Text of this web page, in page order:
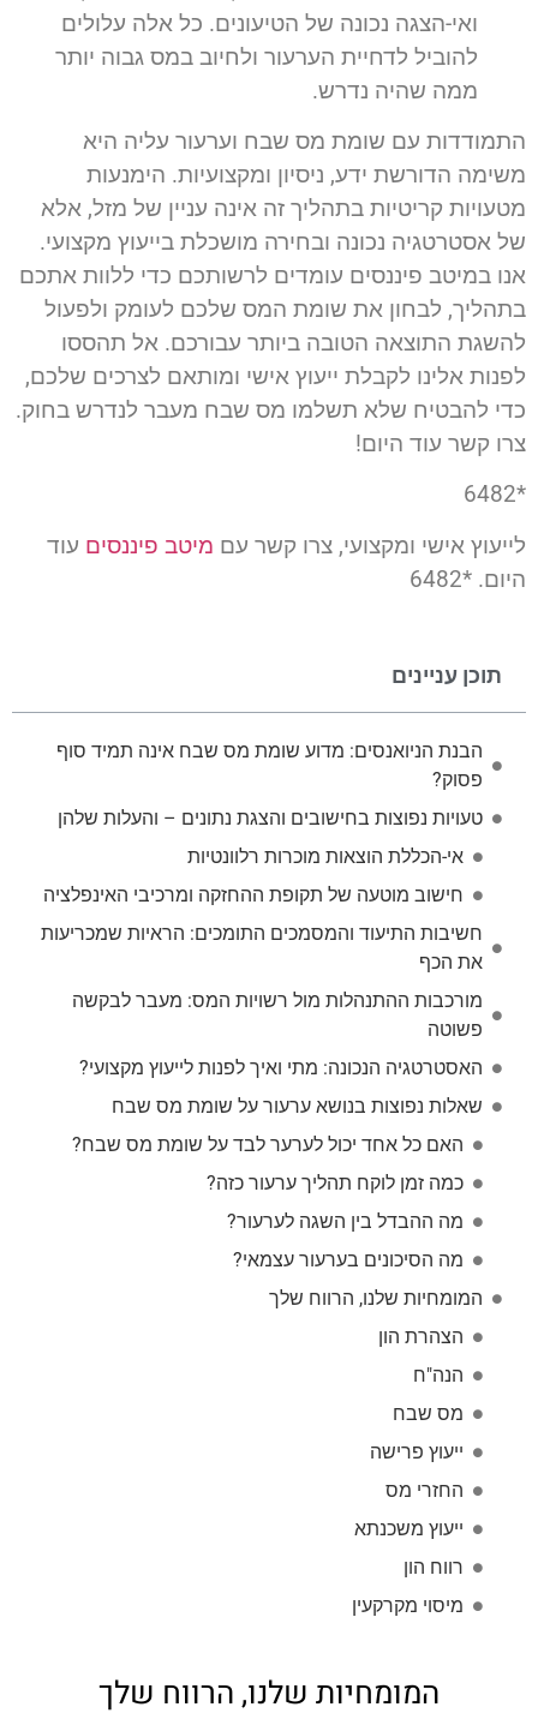
ואי-הצגה נכונה של הטיעונים. כל אלה עלולים
להוביל לדחיית הערעור ולחיוב במס גבוה יותר
ממה שהיה נדרש.
התמודדות עם שומת מס שבח וערעור עליה היא
משימה הדורשת ידע, ניסיון ומקצועיות. הימנעות
מטעויות קריטיות בתהליך זה אינה עניין של מזל, אלא
של אסטרטגיה נכונה ובחירה מושכלת בייעוץ מקצועי.
אנו במיטב פיננסים עומדים לרשותכם כדי ללוות אתכם
בתהליך, לבחון את שומת המס שלכם לעומק ולפעול
להשגת התוצאה הטובה ביותר עבורכם. אל תהססו
לפנות אלינו לקבלת ייעוץ אישי ומותאם לצרכים שלכם,
כדי להבטיח שלא תשלמו מס שבח מעבר לנדרש בחוק.
צרו קשר עוד היום!
*6482
לייעוץ אישי ומקצועי, צרו קשר עם מיטב פיננסים עוד
היום. *6482
תוכן עניינים
הבנת הניואנסים: מדוע שומת מס שבח אינה תמיד סוף
פסוק?
טעויות נפוצות בחישובים והצגת נתונים – והעלות שלהן
אי-הכללת הוצאות מוכרות רלוונטיות
חישוב מוטעה של תקופת ההחזקה ומרכיבי האינפלציה
חשיבות התיעוד והמסמכים התומכים: הראיות שמכריעות
את הכף
מורכבות ההתנהלות מול רשויות המס: מעבר לבקשה
פשוטה
האסטרטגיה הנכונה: מתי ואיך לפנות לייעוץ מקצועי?
שאלות נפוצות בנושא ערעור על שומת מס שבח
האם כל אחד יכול לערער לבד על שומת מס שבח?
כמה זמן לוקח תהליך ערעור כזה?
מה ההבדל בין השגה לערעור?
מה הסיכונים בערעור עצמאי?
המומחיות שלנו, הרווח שלך
הצהרת הון
הנה"ח
מס שבח
ייעוץ פרישה
החזרי מס
ייעוץ משכנתא
רווח הון
מיסוי מקרקעין
המומחיות שלנו, הרווח שלך